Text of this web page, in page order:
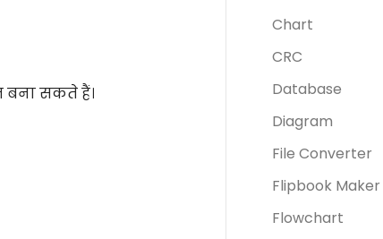
सकते हैं।
Chart
CRC
Database
Diagram
File Converter
Flipbook Maker
Flowchart